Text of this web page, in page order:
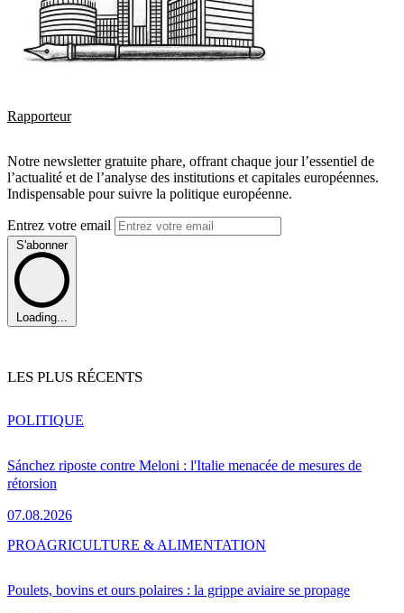
Rapporteur
Notre newsletter gratuite phare, offrant chaque jour l’essentiel de
l’actualité et de l’analyse des institutions et capitales européennes.
Indispensable pour suivre la politique européenne.
Entrez votre email
S'abonner
Loading...
LES PLUS RÉCENTS
Sánchez riposte contre Meloni : l'Italie menacée de mesures de
rétorsion
07.08.2026
POLITIQUE
Poulets, bovins et ours polaires : la grippe aviaire se propage
PROAGRICULTURE & ALIMENTATION